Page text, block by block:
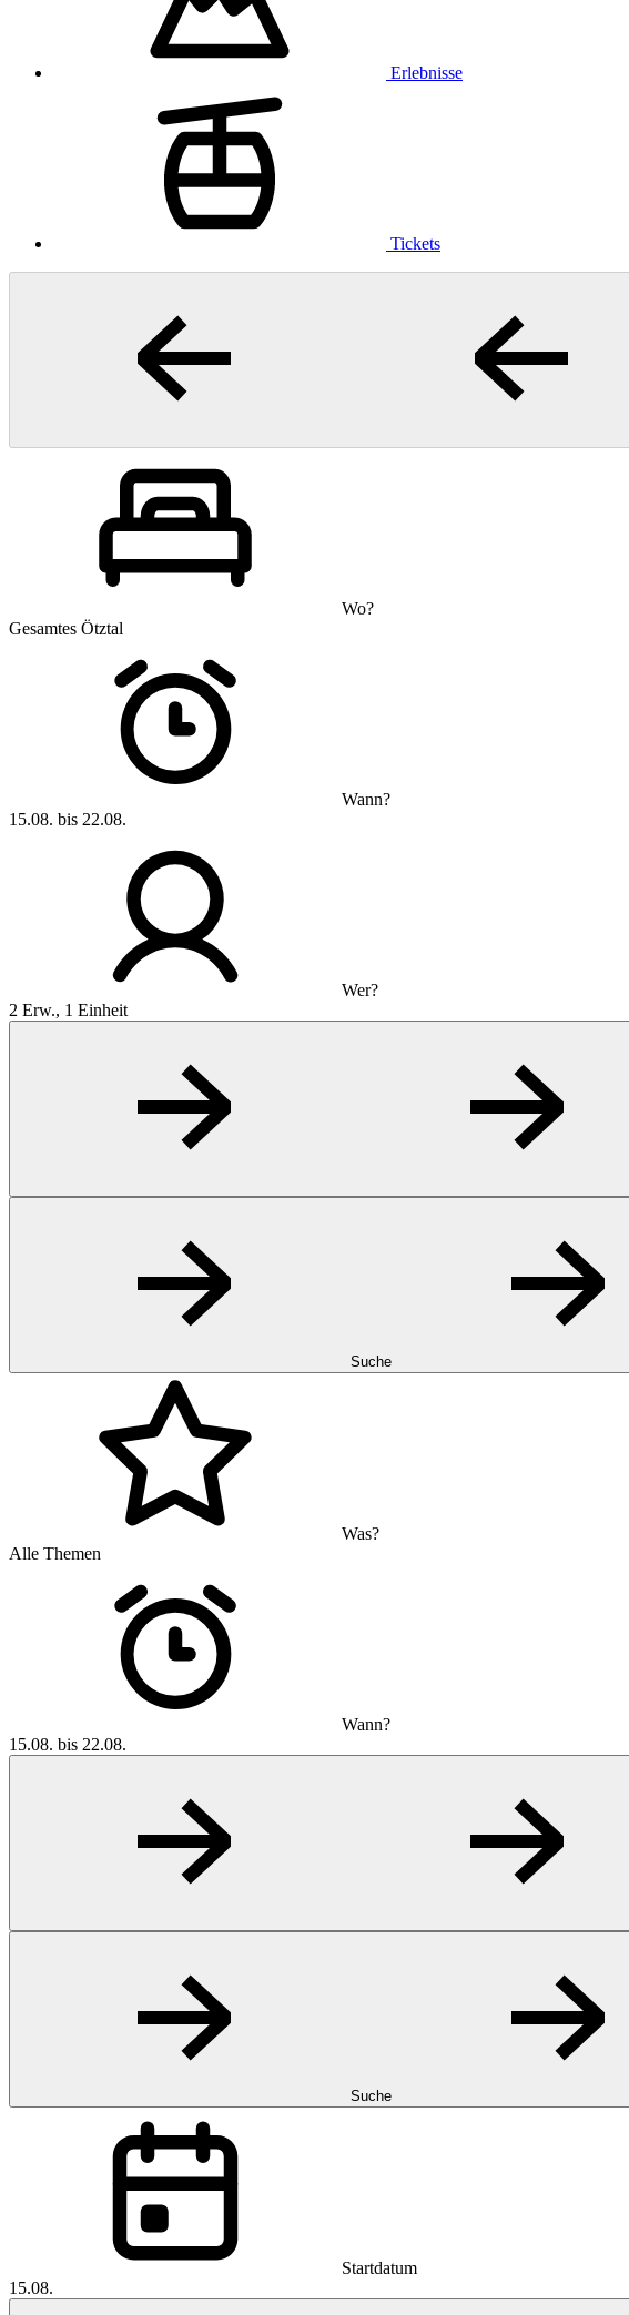
Erlebnisse
Tickets
Wo?
Gesamtes Ötztal
Wann?
15.08. bis 22.08.
Wer?
2 Erw., 1 Einheit
Suche
Was?
Alle Themen
Wann?
15.08. bis 22.08.
Suche
Startdatum
15.08.